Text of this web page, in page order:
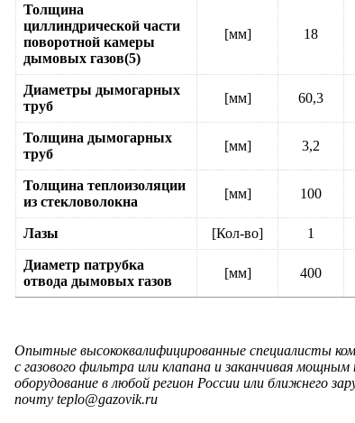
Толщина
циллиндрической части
поворотной камеры
дымовых газов(5)
[мм] 18
Диаметры дымогарных
труб
[мм] 60,3
Толщина дымогарных
труб
[мм] 3,2
Толщина теплоизоляции
из стекловолокна
[мм] 100
Лазы [Кол-во] 1
Диаметр патрубка
отвода дымовых газов
[мм] 400
Опытные высококвалифицированные специалисты
с газового фильтра или клапана и заканчивая
оборудование в любой регион России или ближнего
почту teplo@gazovik.ru